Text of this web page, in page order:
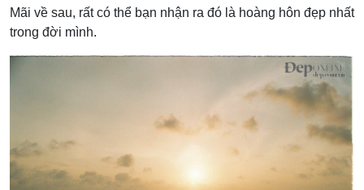
Mãi về sau, rất có thể bạn nhận ra đó là hoàng hôn đẹp nhất
trong đời mình.